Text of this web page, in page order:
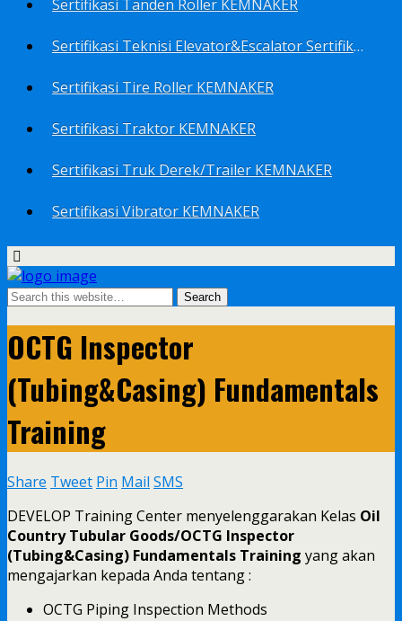
Sertifikasi Tanden Roller KEMNAKER
Sertifikasi Teknisi Elevator&Escalator Sertifikat Kemenaker KEMNAKER
Sertifikasi Tire Roller KEMNAKER
Sertifikasi Traktor KEMNAKER
Sertifikasi Truk Derek/Trailer KEMNAKER
Sertifikasi Vibrator KEMNAKER
OCTG Inspector
(Tubing&Casing) Fundamentals
Training
Share Tweet Pin Mail SMS
DEVELOP Training Center menyelenggarakan Kelas Oil
Country Tubular Goods/OCTG Inspector
(Tubing&Casing) Fundamentals Training yang akan
mengajarkan kepada Anda tentang :
OCTG Piping Inspection Methods